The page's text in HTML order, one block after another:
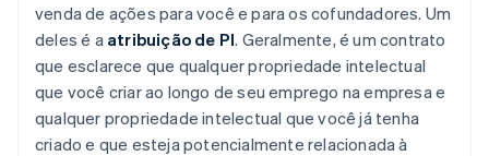
venda de ações para você e para os cofundadores. Um
deles é a atribuição de PI. Geralmente, é um contrato
que esclarece que qualquer propriedade intelectual
que você criar ao longo de seu emprego na empresa e
qualquer propriedade intelectual que você já tenha
criado e que esteja potencialmente relacionada à